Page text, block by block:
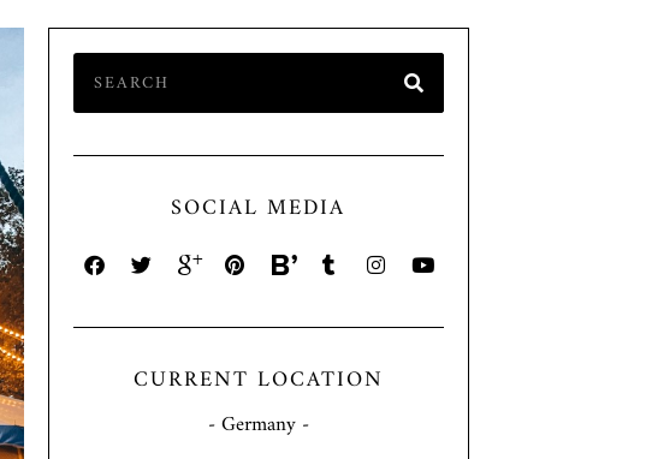
SOCIAL MEDIA
CURRENT LOCATION
- Germany -